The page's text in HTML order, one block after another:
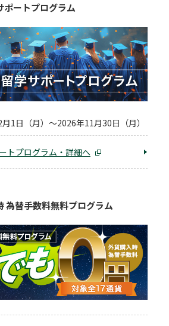
ポートプログラム
1日（月）～2026年11月30日（月）
トプログラム・詳細へ
為替手数料無料プログラム